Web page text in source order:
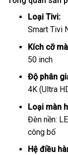
Loại Tivi:
Smart Tivi
Kích cỡ
50 inch
Độ phân
4K (Ultra
Loại màn
Đèn nền:
công bố
Hệ điều